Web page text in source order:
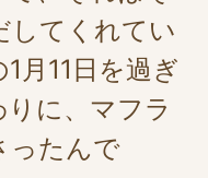
してくれてい
月11日を過ぎ
に、マフラ
ったんで